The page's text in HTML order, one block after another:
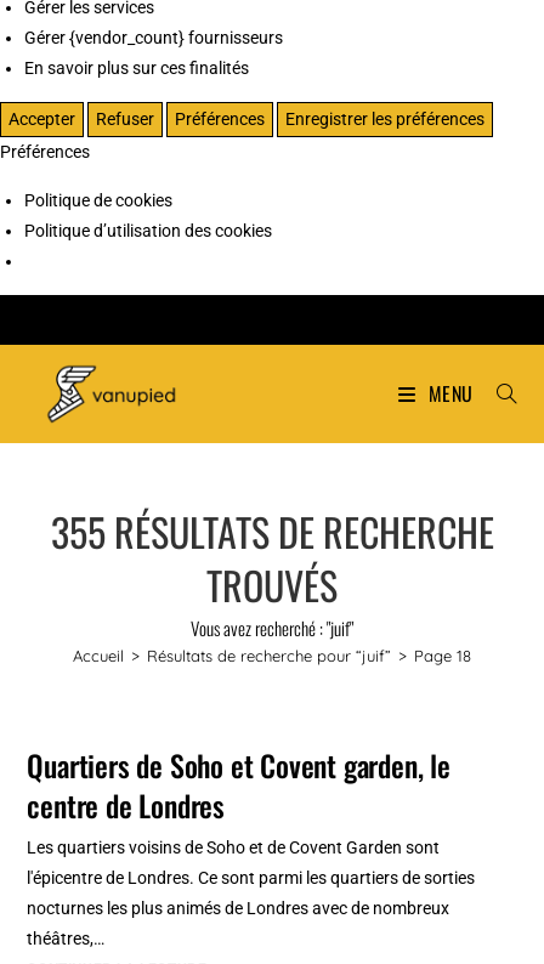
Gérer les services
Gérer {vendor_count} fournisseurs
En savoir plus sur ces finalités
Accepter Refuser Préférences
Enregistrer les préférences
Préférences
Politique de cookies
Politique d’utilisation des cookies
MENU
355RÉSULTATS DE RECHERCHE
TROUVÉS
Vous avez recherché : "juif"
Accueil > Résultats de recherche pour “juif” > Page 18
Quartiers de Soho et Covent garden, le
centre de Londres
Les quartiers voisins de Soho et de Covent Garden sont
l'épicentre de Londres. Ce sont parmi les quartiers de sorties
nocturnes les plus animés de Londres avec de nombreux
théâtres,…